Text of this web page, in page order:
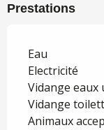
Prestations
Eau
Electricité
Vidange eaux
Vidange
Animaux